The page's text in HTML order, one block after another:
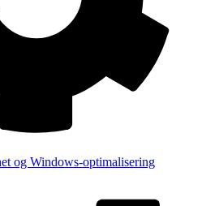
og Windows-optimalisering